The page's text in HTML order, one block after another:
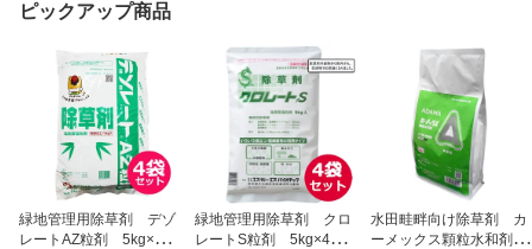
ピックアップ商品
緑地管理用除草剤 デゾ
レートAZ粒剤 5kg×4袋
緑地管理用除草剤 クロ
レートS粒剤 5kg×4袋
水田畦畔向け除草剤 カ
ーメックス顆粒水和剤